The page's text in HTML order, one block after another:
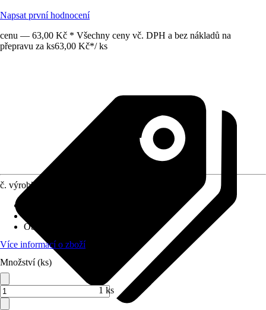
Napsat první hodnocení
cenu — 63,00 Kč * Všechny ceny vč. DPH a bez nákladů na
přepravu za ks63,00 Kč*/ ks
č. výrobku
Obsah
Více informací o zboží
Množství (ks)
1 ks